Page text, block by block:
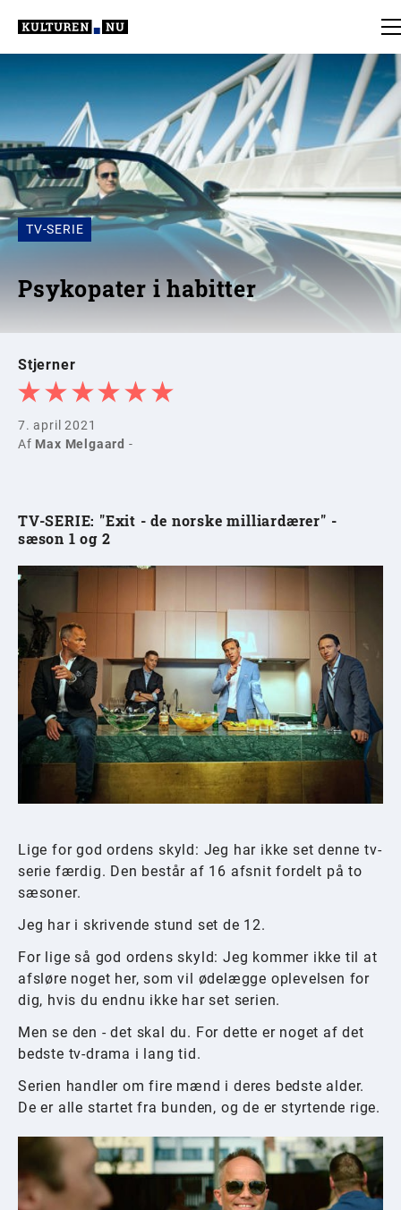
TV-SERIE
Psykopater i habitter
Stjerner
7. april 2021
Af Max Melgaard -
TV-SERIE: "Exit - de norske milliardærer" -
sæson 1 og 2
Lige for god ordens skyld: Jeg har ikke set denne tv-
serie færdig. Den består af 16 afsnit fordelt på to
sæsoner.
Jeg har i skrivende stund set de 12.
For lige så god ordens skyld: Jeg kommer ikke til at
afsløre noget her, som vil ødelægge oplevelsen for
dig, hvis du endnu ikke har set serien.
Men se den - det skal du. For dette er noget af det
bedste tv-drama i lang tid.
Serien handler om fire mænd i deres bedste alder.
De er alle startet fra bunden, og de er styrtende rige.